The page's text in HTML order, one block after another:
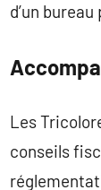
d’un
Les
conseils